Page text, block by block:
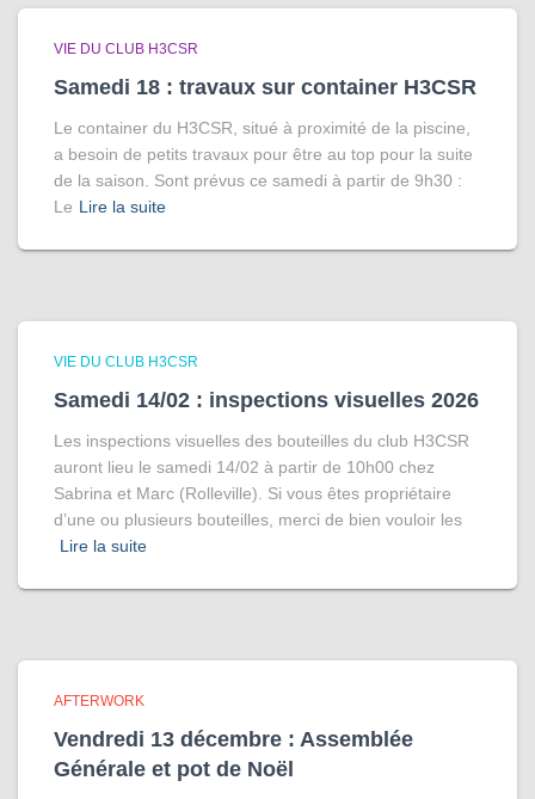
VIE DU CLUB H3CSR
Samedi 18 : travaux sur container H3CSR
Le container du H3CSR, situé à proximité de la piscine,
a besoin de petits travaux pour être au top pour la suite
de la saison. Sont prévus ce samedi à partir de 9h30 :
Le Lire la suite
VIE DU CLUB H3CSR
Samedi 14/02 : inspections visuelles 2026
Les inspections visuelles des bouteilles du club H3CSR
auront lieu le samedi 14/02 à partir de 10h00 chez
Sabrina et Marc (Rolleville). Si vous êtes propriétaire
d’une ou plusieurs bouteilles, merci de bien vouloir les
Lire la suite
AFTERWORK
Vendredi 13 décembre : Assemblée
Générale et pot de Noël